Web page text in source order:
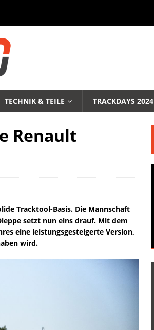
TECHNIK & TEILE TRACKDAYS 2024
Renault
Tracktool-Basis. Die Mannschaft
setzt nun eins drauf. Mit dem
eine leistungsgesteigerte Version,
wird.